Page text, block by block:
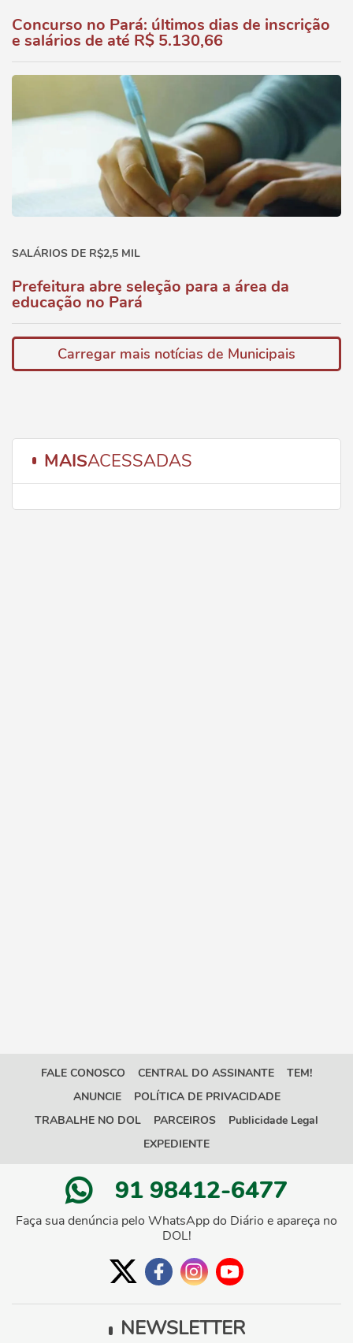
Concurso no Pará: últimos dias de inscrição
e salários de até R$ 5.130,66
SALÁRIOS DE R$2,5 MIL
Prefeitura abre seleção para a área da
educação no Pará
Carregar mais notícias de Municipais
MAISACESSADAS
FALE CONOSCO CENTRAL DO ASSINANTE
TEM!
ANUNCIE
POLÍTICA DE PRIVACIDADE
TRABALHE NO DOL
PARCEIROS
Publicidade Legal
EXPEDIENTE
91 98412-6477
Faça sua denúncia pelo WhatsApp do Diário e apareça no
DOL!
NEWSLETTER